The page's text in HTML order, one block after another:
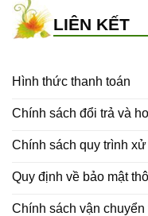
LIÊN KẾT
Hình thức thanh toán
Chính sách đổi trả và
Chính sách quy trình
Quy định về bảo mật
Chính sách vận chuyển